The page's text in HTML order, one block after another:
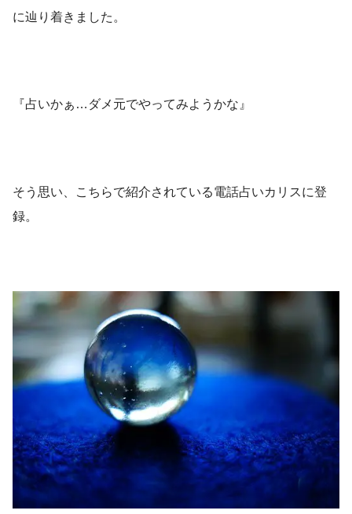
に辿り着きました。
『占いかぁ…ダメ元でやってみようかな』
そう思い、こちらで紹介されている電話占いカリスに登
録。